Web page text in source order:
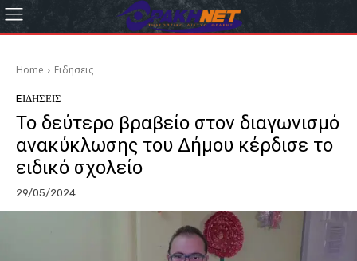
Home Eιδησεις
EΙΔΗΣΕΙΣ
Το δεύτερο βραβείο στον διαγωνισμό
ανακύκλωσης του Δήμου κέρδισε το
ειδικό σχολείο
29/05/2024